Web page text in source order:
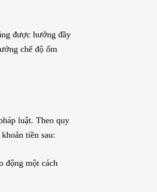
được hưởng đầy
chế độ ốm
luật. Theo quy
tiền sau:
động một cách